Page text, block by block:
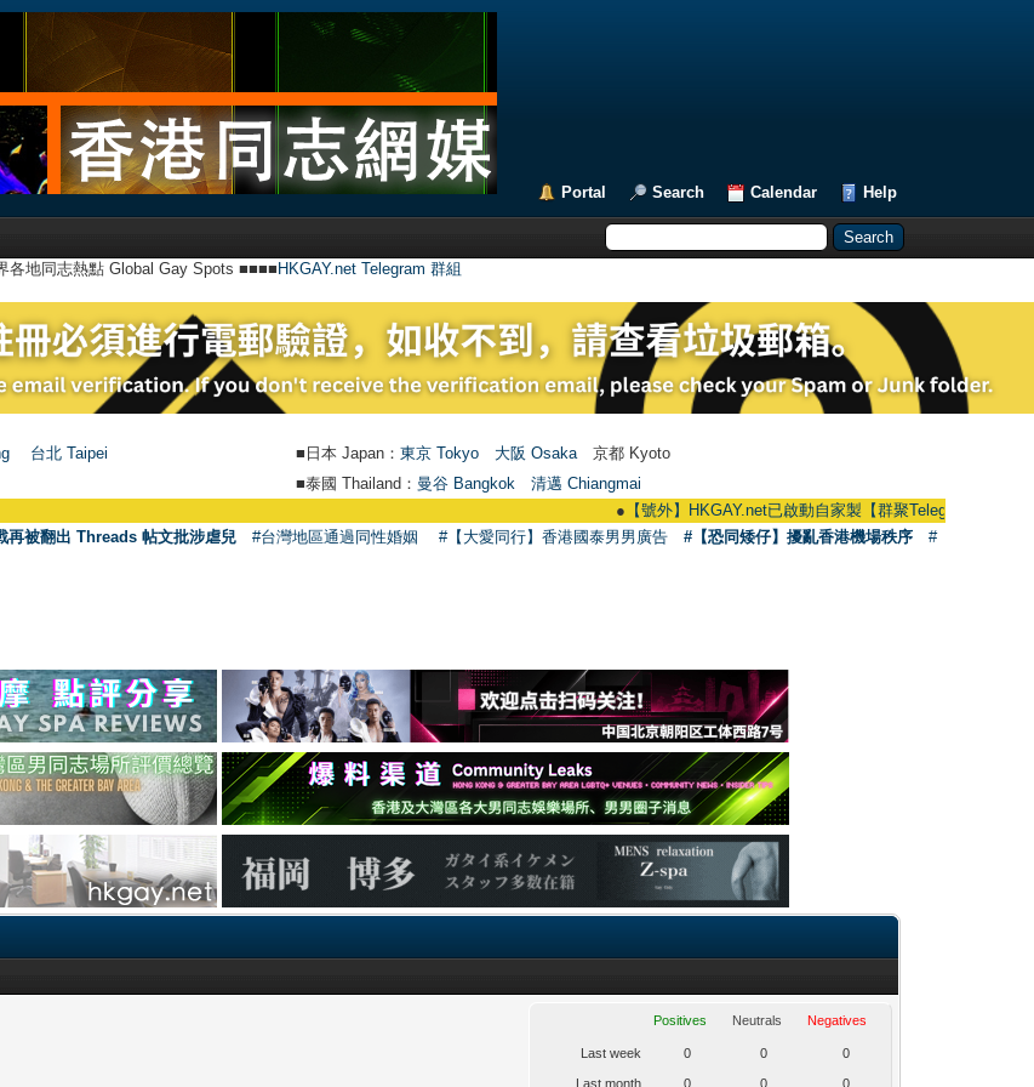
Portal Search Calendar Help
各地同志熱點 Global Gay Spots ■■■■ HKGAY.net Telegram 群組
台北 Taipei ■日本 Japan： 東京 Tokyo 大阪 Osaka 京都 Kyoto
■泰國 Thailand： 曼谷 Bangkok
清邁 Chiangmai
【號外】HKGAY.net已啟動自家製【群聚Telegram群組】
再被翻出 Threads 帖文批涉虐兒 #台灣地區通過同性婚姻 #【大愛同行】香港國泰男男廣告 #【恐同矮仔】擾亂香港機場秩序
#
Positives Neutrals Negatives
Last week 0 0 0
Last month 0 0 0